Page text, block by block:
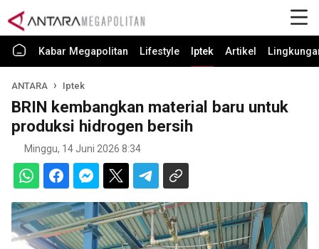
Kabar Megapolitan Lifestyle Iptek Artikel
ANTARA Iptek
BRIN kembangkan material baru untuk
produksi hidrogen bersih
Minggu, 14 Juni 2026 8:34